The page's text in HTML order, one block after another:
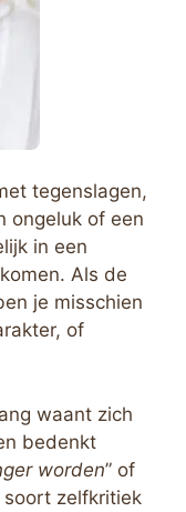
tegenslagen,
ongeluk of een
in een
Als de
je misschien
of
waant zich
bedenkt
worden” of
soort zelfkritiek